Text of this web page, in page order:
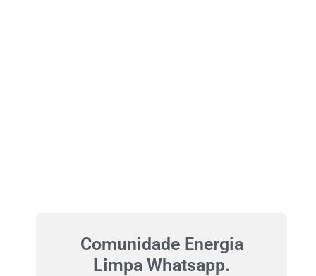
Comunidade Energia
Limpa Whatsapp.